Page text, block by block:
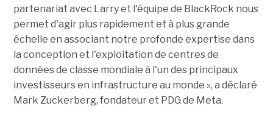
partenariat avec Larry et l'équipe de BlackRock nous
permet d'agir plus rapidement et à plus grande
échelle en associant notre profonde expertise dans
la conception et l'exploitation de centres de
données de classe mondiale à l'un des principaux
investisseurs en infrastructure au monde », a déclaré
Mark Zuckerberg, fondateur et PDG de Meta.